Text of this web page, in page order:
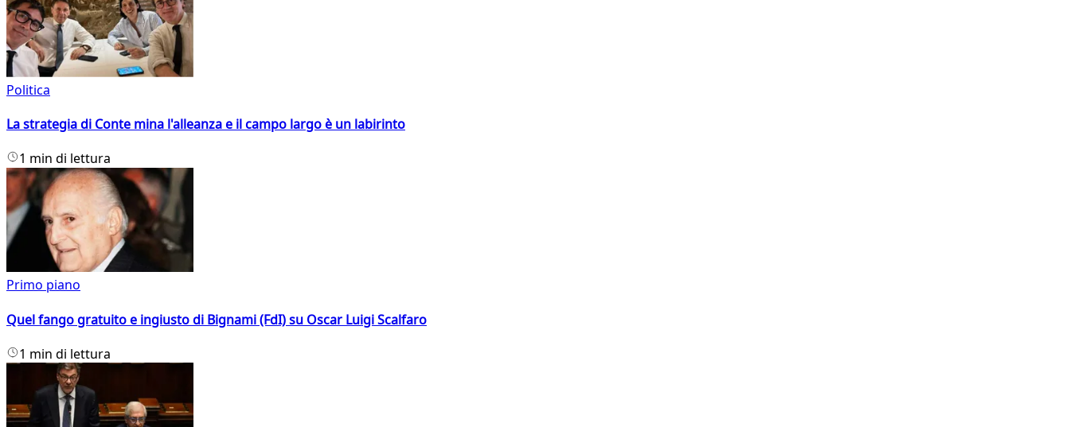
Politica
La strategia di Conte mina l'alleanza e il campo largo è un labirinto
1 min di lettura
Primo piano
Quel fango gratuito e ingiusto di Bignami (FdI) su Oscar Luigi Scalfaro
1 min di lettura